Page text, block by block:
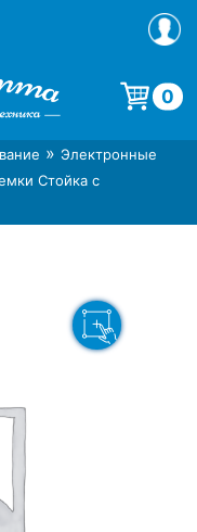
фототехники
СПб
foto-
0
пуста.
» Электронные
Стойка с